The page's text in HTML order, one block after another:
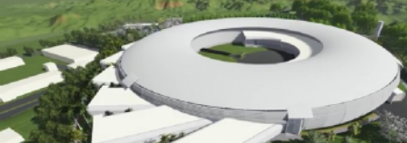
de acionar um interruptor, sistemas de refrigeração,
construções de pontes, edifícios, geração de energia
elétrica pelos diversos meios, ouvir músicas, sistemas de
transmissões